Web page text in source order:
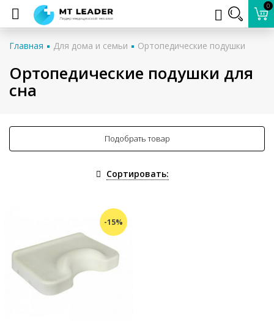
0
Главная Для дома и семьи Ортопедические подушки
Ортопедические подушки для
сна
Подобрать товар
Сортировать:
-15%